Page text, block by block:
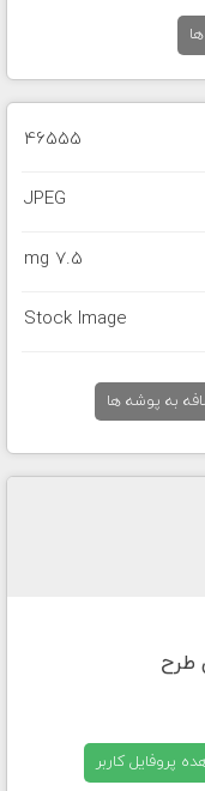
46555
JPEG
7.5 mg
Stock Image
به پوشه ها
پروفایل کاربر